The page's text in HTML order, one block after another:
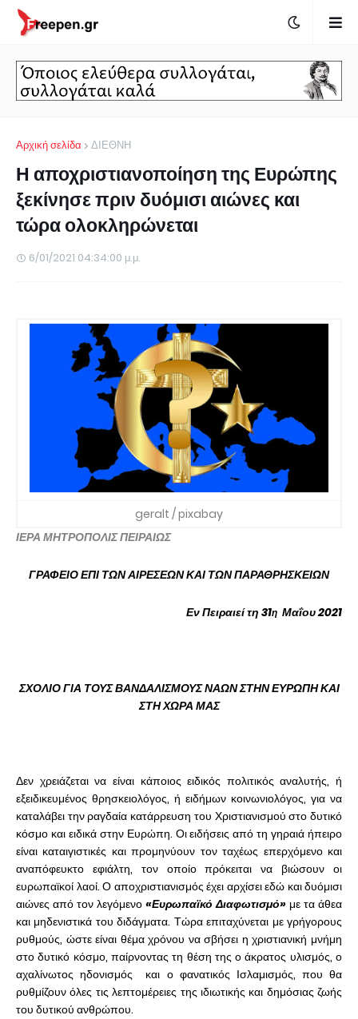
Αρχική σελίδα ΔΙΕΘΝΗ
Η αποχριστιανοποίηση της Ευρώπης
ξεκίνησε πριν δυόμισι αιώνες και
τώρα ολοκληρώνεται
6/01/2021 04:34:00 μ.μ.
geralt / pixabay
ΙΕΡΑ ΜΗΤΡΟΠΟΛΙΣ ΠΕΙΡΑΙΩΣ
ΓΡΑΦΕΙΟ ΕΠΙ ΤΩΝ ΑΙΡΕΣΕΩΝ ΚΑΙ ΤΩΝ ΠΑΡΑΘΡΗΣΚΕΙΩΝ
Εν Πειραιεί τη 31η Μαΐου 2021
ΣΧΟΛΙΟ ΓΙΑ ΤΟΥΣ ΒΑΝΔΑΛΙΣΜΟΥΣ ΝΑΩΝ ΣΤΗΝ ΕΥΡΩΠΗ ΚΑΙ
ΣΤΗ ΧΩΡΑ ΜΑΣ
Δεν χρειάζεται να είναι κάποιος ειδικός πολιτικός αναλυτής, ή
εξειδικευμένος θρησκειολόγος, ή ειδήμων κοινωνιολόγος, για να
καταλάβει την ραγδαία κατάρρευση του Χριστιανισμού στο δυτικό
κόσμο και ειδικά στην Ευρώπη. Οι ειδήσεις από τη γηραιά ήπειρο
είναι καταιγιστικές και προμηνύουν τον ταχέως επερχόμενο και
αναπόφευκτο εφιάλτη, τον οποίο πρόκειται να βιώσουν οι
ευρωπαϊκοί λαοί. Ο αποχριστιανισμός έχει αρχίσει εδώ και δυόμισι
αιώνες από τον λεγόμενο «Ευρωπαϊκό Διαφωτισμό» με τα άθεα
και μηδενιστικά του διδάγματα. Τώρα επιταχύνεται με γρήγορους
ρυθμούς, ώστε είναι θέμα χρόνου να σβήσει η χριστιανική μνήμη
στο δυτικό κόσμο, παίρνοντας τη θέση της ο άκρατος υλισμός, ο
αχαλίνωτος ηδονισμός και ο φανατικός Ισλαμισμός, που θα
ρυθμίζουν όλες τις λεπτομέρειες της ιδιωτικής και δημόσιας ζωής
του δυτικού ανθρώπου.